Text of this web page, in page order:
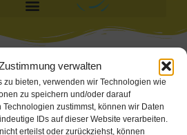
verwalten
zu bieten, verwenden wir Technologien wie
zu speichern und/oder darauf
zustimmst, können wir Daten
IDs auf dieser Website verarbeiten.
erteilst oder zurückziehst, können
KiKu Stats
den folgenden Jahren ins
worden: